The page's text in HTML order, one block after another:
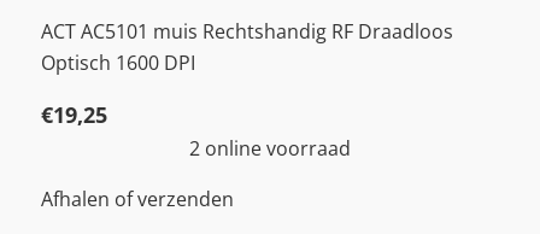
ACT AC5101 muis Rechtshandig RF Draadloos
Optisch 1600 DPI
€19,25
2 online voorraad
Afhalen of verzenden